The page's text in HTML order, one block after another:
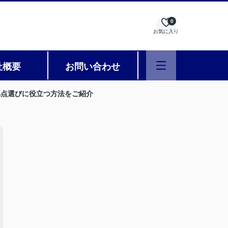
お気に入り
0
概要 お問い合わせ
選びに役立つ方法をご紹介